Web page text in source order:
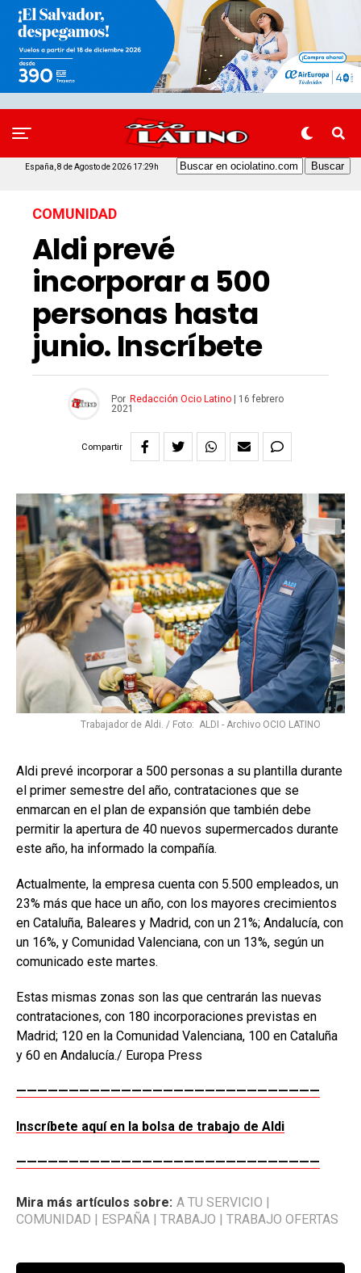
España, 8 de Agosto de 2026 17:29h
COMUNIDAD
Aldi prevé
incorporar a 500
personas hasta
junio. Inscríbete
Por Redacción Ocio Latino|
16 febrero
2021
Compartir
Trabajador de Aldi. / Foto: ALDI - Archivo OCIO LATINO
Aldi prevé incorporar a 500 personas a su plantilla durante
el primer semestre del año, contrataciones que se
enmarcan en el plan de expansión que también debe
permitir la apertura de 40 nuevos supermercados durante
este año, ha informado la compañía.
Actualmente, la empresa cuenta con 5.500 empleados, un
23% más que hace un año, con los mayores crecimientos
en Cataluña, Baleares y Madrid, con un 21%; Andalucía, con
un 16%, y Comunidad Valenciana, con un 13%, según un
comunicado este martes.
Estas mismas zonas son las que centrarán las nuevas
contrataciones, con 180 incorporaciones previstas en
Madrid; 120 en la Comunidad Valenciana, 100 en Cataluña
y 60 en Andalucía./ Europa Press
—————————————————————————————
Inscríbete aquí en la bolsa de trabajo de Aldi
—————————————————————————————
Mira más artículos sobre: A TU SERVICIO
COMUNIDAD
ESPAÑA TRABAJO TRABAJO OFERTAS